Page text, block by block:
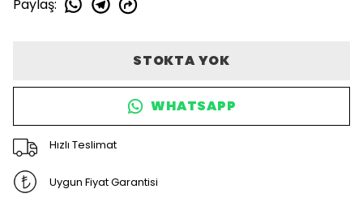
Paylaş:
STOKTA YOK
WHATSAPP
Hızlı Teslimat
Uygun Fiyat Garantisi